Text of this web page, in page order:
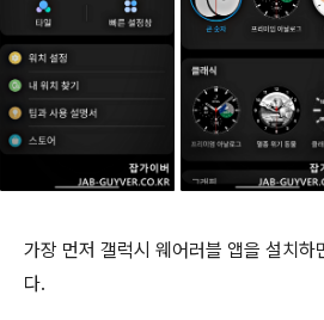
가장 먼저 갤럭시 웨어러블 앱을 설치하
다.